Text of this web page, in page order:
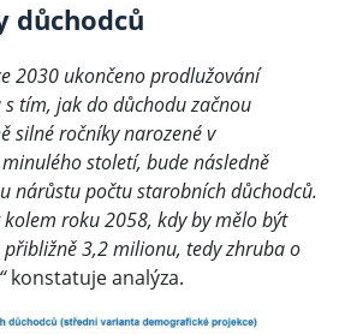
důchodců
2030 ukončeno prodlužování
tím, jak do důchodu začnou
silné ročníky narozené v
století, bude následně
nárůstu počtu starobních důchodců.
roku 2058, kdy by mělo být
3,2 milionu, tedy zhruba o
konstatuje analýza.